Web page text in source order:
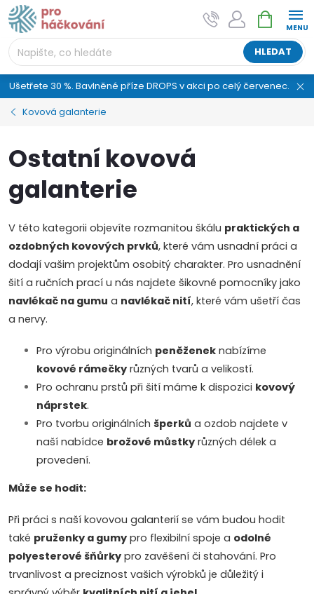
Přejít
na
obsah
HLEDAT
NÁKUPNÍ
KOŠÍK
Ušetřete 30 %. Bavlněné příze DROPS v akci po celý červenec.
Kovová galanterie
Ostatní kovová
galanterie
V této kategorii objevíte rozmanitou škálu praktických a
ozdobných kovových prvků, které vám usnadní práci a
dodají vašim projektům osobitý charakter. Pro usnadnění
šití a ručních prací u nás najdete šikovné pomocníky jako
navlékač na gumu a navlékač nití, které vám ušetří čas
a nervy.
Pro výrobu originálních peněženek nabízíme
kovové rámečky různých tvarů a velikostí.
Pro ochranu prstů při šití máme k dispozici kovový
náprstek.
Pro tvorbu originálních šperků a ozdob najdete v
naší nabídce brožové můstky různých délek a
provedení.
Může se hodit:
Při práci s naší kovovou galanterií se vám budou hodit
také pruženky a gumy pro flexibilní spoje a odolné
polyesterové šňůrky pro zavěšení či stahování. Pro
trvanlivost a preciznost vašich výrobků je důležitý i
AI asistent "pani Klubíčková" –
ProHackovani.cz
Jsme e-shop s více než osmiletou tradicí a máme pro
vás připraveno více než 25 tisíc produktů. Vše skladem,
připravené k odeslání.